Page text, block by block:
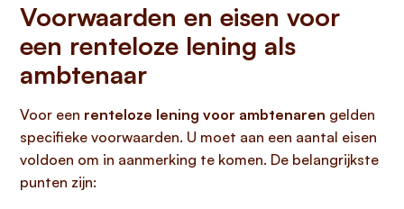
Voorwaarden en eisen voor
een renteloze lening als
ambtenaar
Voor een renteloze lening voor ambtenaren gelden
specifieke voorwaarden. U moet aan een aantal eisen
voldoen om in aanmerking te komen. De belangrijkste
punten zijn: